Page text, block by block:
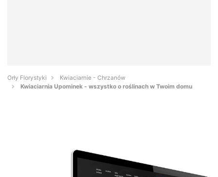
Orły Florystyki
Kwiaciarnie - Chrzanów
Kwiaciarnia Upominek - wszystko o roślinach w Twoim domu